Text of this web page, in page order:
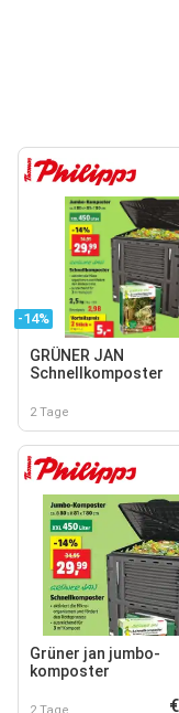
-14%
GRÜNER JAN
Schnellkomposter
2 Tage
Grüner jan jumbo-
komposter
2 Tage